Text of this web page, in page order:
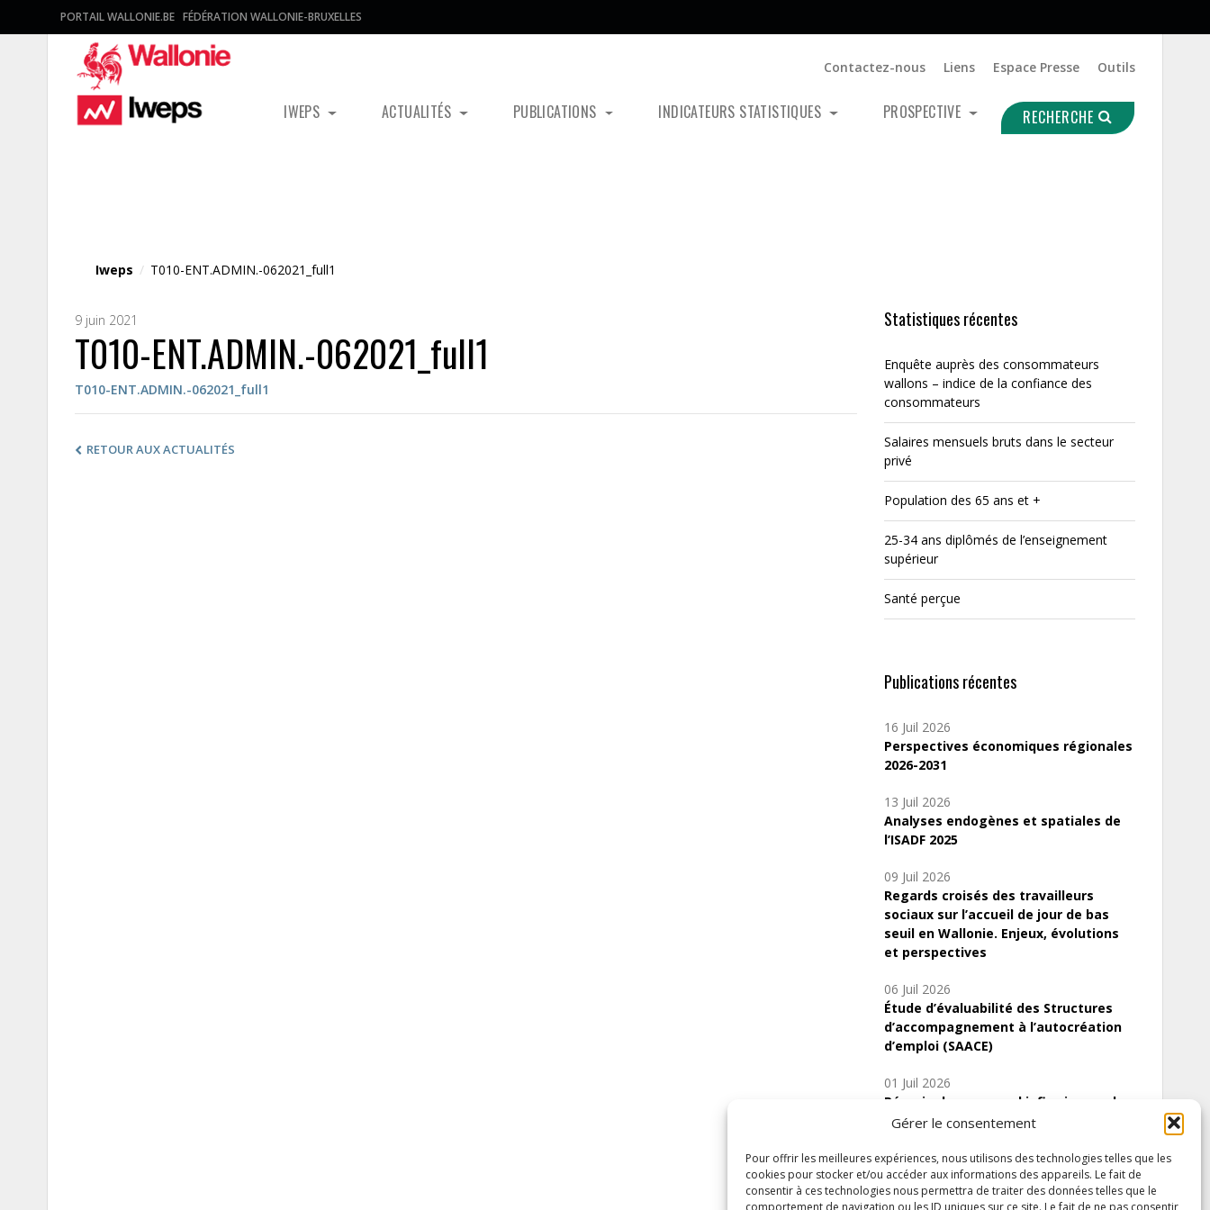
Gérer le consentement
Pour offrir les meilleures expériences, nous utilisons des technologies telles que les
cookies pour stocker et/ou accéder aux informations des appareils. Le fait de
consentir à ces technologies nous permettra de traiter des données telles que le
comportement de navigation ou les ID uniques sur ce site. Le fait de ne pas consentir
PORTAIL WALLONIE.BE FÉDÉRATION WALLONIE-BRUXELLES
Contactez-nous Liens Espace Presse Outils
IWEPS ACTUALITÉS PUBLICATIONS INDICATEURS STATISTIQUES PROSPECTIVE RECHERCHE
Iweps / T010-ENT.ADMIN.-062021_full1
9 juin 2021
T010-ENT.ADMIN.-062021_full1
T010-ENT.ADMIN.-062021_full1
RETOUR AUX ACTUALITÉS
Statistiques récentes
Enquête auprès des consommateurs
wallons – indice de la confiance des
consommateurs
Salaires mensuels bruts dans le secteur
privé
Population des 65 ans et +
25-34 ans diplômés de l’enseignement
supérieur
Santé perçue
Publications récentes
16 Juil 2026
Perspectives économiques régionales
2026-2031
13 Juil 2026
Analyses endogènes et spatiales de
l’ISADF 2025
09 Juil 2026
Regards croisés des travailleurs
sociaux sur l’accueil de jour de bas
seuil en Wallonie. Enjeux, évolutions
et perspectives
06 Juil 2026
Étude d’évaluabilité des Structures
d’accompagnement à l’autocréation
d’emploi (SAACE)
01 Juil 2026
Pénurie du personnel infirmier :quels
indicateurs d’offre de soins pour